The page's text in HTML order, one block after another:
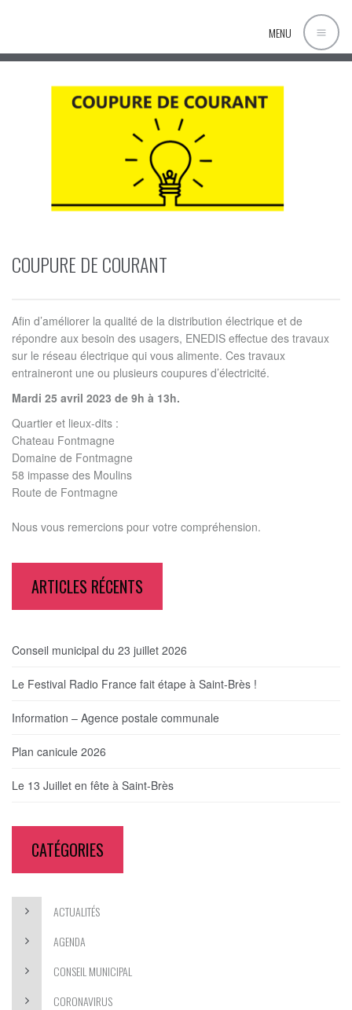
MENU
COUPURE DE COURANT
Afin d’améliorer la qualité de la distribution électrique et de
répondre aux besoin des usagers, ENEDIS effectue des travaux
sur le réseau électrique qui vous alimente. Ces travaux
entraineront une ou plusieurs coupures d’électricité.
Mardi 25 avril 2023 de 9h à 13h.
Quartier et lieux-dits :
Chateau Fontmagne
Domaine de Fontmagne
58 impasse des Moulins
Route de Fontmagne
Nous vous remercions pour votre compréhension.
ARTICLES RÉCENTS
Conseil municipal du 23 juillet 2026
Le Festival Radio France fait étape à Saint-Brès !
Information – Agence postale communale
Plan canicule 2026
Le 13 Juillet en fête à Saint-Brès
CATÉGORIES
ACTUALITÉS
AGENDA
CONSEIL MUNICIPAL
CORONAVIRUS